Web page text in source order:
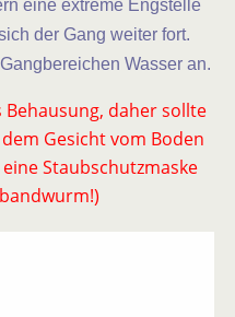
eine extreme Engstelle
der Gang weiter fort.
Wasser an.
Behausung, daher sollte
Gesicht vom Boden
Staubschutzmaske